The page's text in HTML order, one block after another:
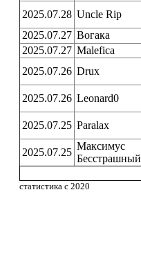
2025.07.28 Uncle Rip
2025.07.27 Вогака
2025.07.27 Malefica
2025.07.26 Drux
2025.07.26 Leonard0
2025.07.25 Paralax
2025.07.25
Максимус
Бесстрашный
статистика с 2020